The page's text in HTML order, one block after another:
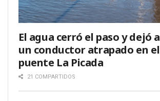
El agua cerró el paso y dejó a
un conductor atrapado en el
puente La Picada
21 COMPARTIDOS